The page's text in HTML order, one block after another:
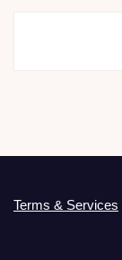
Terms & Services